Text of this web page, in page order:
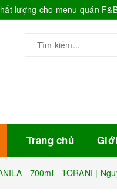
lượng cho menu quán
Trang chủ
- 700ml - TORANI |